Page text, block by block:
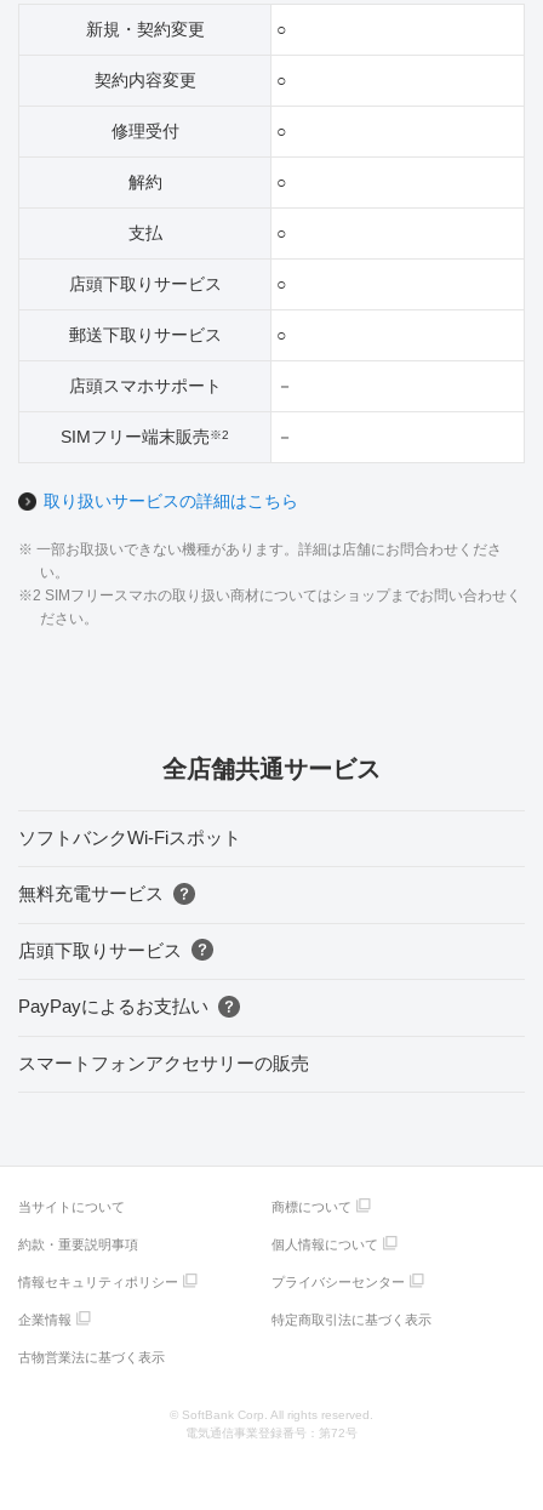
新規・契約変更 ○
契約内容変更 ○
修理受付 ○
解約 ○
支払 ○
店頭下取りサービス ○
郵送下取りサービス ○
店頭スマホサポート －
SIMフリー端末販売※2 －
取り扱いサービスの詳細はこちら
※ 一部お取扱いできない機種があります。詳細は店舗にお問合わせくださ
い。
※2 SIMフリースマホの取り扱い商材についてはショップまでお問い合わせく
ださい。
全店舗共通サービス
ソフトバンクWi-Fiスポット
無料充電サービス
店頭下取りサービス
PayPayによるお支払い
スマートフォンアクセサリーの販売
当サイトについて 商標について
約款・重要説明事項 個人情報について
情報セキュリティポリシー プライバシーセンター
企業情報 特定商取引法に基づく表示
古物営業法に基づく表示
© SoftBank Corp. All rights reserved.
電気通信事業登録番号：第72号